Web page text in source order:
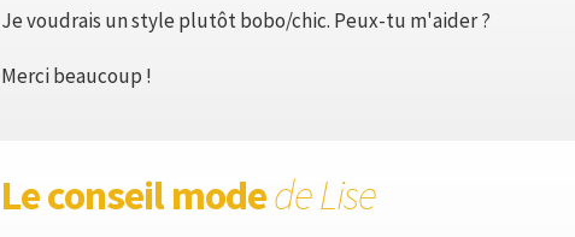
Je voudrais un style plutôt bobo/chic. Peux-tu m'aider ?
Merci beaucoup !
Le conseil modede Lise